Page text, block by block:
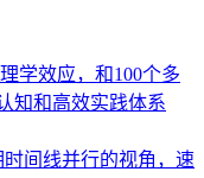
学效应，和100个多
知和高效实践体系
间线并行的视角，速